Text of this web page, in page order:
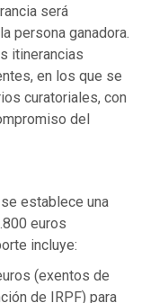
será
persona ganadora.
itinerancias
en los que se
curatoriales, con
del
establece una
euros
incluye:
(exentos de
de IRPF) para